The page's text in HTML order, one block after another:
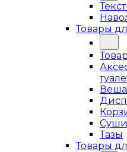
Товары
Тазы
Товары